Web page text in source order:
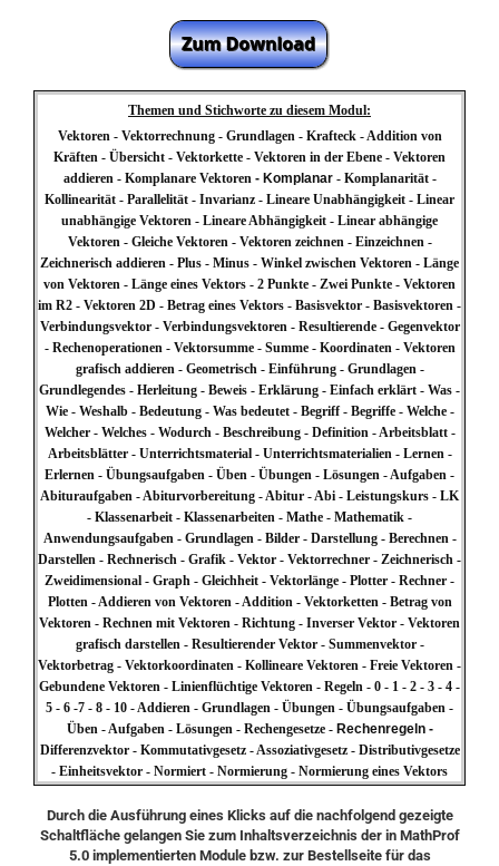
Themen und Stichworte zu diesem Modul:
Vektoren - Vektorrechnung - Grundlagen - Krafteck - Addition von
Kräften - Übersicht - Vektorkette - Vektoren in der Ebene - Vektoren
addieren - Komplanare Vektoren- Komplanar- Komplanarität -
Kollinearität - Parallelität - Invarianz - Lineare Unabhängigkeit - Linear
unabhängige Vektoren - Lineare Abhängigkeit - Linear abhängige
Vektoren - Gleiche Vektoren - Vektoren zeichnen - Einzeichnen -
Zeichnerisch addieren - Plus - Minus - Winkel zwischen Vektoren - Länge
von Vektoren - Länge eines Vektors - 2 Punkte - Zwei Punkte - Vektoren
im R2 - Vektoren 2D - Betrag eines Vektors - Basisvektor - Basisvektoren -
Verbindungsvektor - Verbindungsvektoren - Resultierende - Gegenvektor
- Rechenoperationen - Vektorsumme - Summe - Koordinaten - Vektoren
grafisch addieren - Geometrisch - Einführung - Grundlagen -
Grundlegendes - Herleitung - Beweis - Erklärung - Einfach erklärt - Was -
Wie - Weshalb - Bedeutung - Was bedeutet - Begriff - Begriffe - Welche -
Welcher - Welches - Wodurch - Beschreibung - Definition - Arbeitsblatt -
Arbeitsblätter - Unterrichtsmaterial - Unterrichtsmaterialien - Lernen -
Erlernen - Übungsaufgaben - Üben - Übungen - Lösungen - Aufgaben -
Abituraufgaben - Abiturvorbereitung - Abitur - Abi - Leistungskurs - LK
- Klassenarbeit - Klassenarbeiten - Mathe - Mathematik -
Anwendungsaufgaben - Grundlagen - Bilder - Darstellung - Berechnen -
Darstellen - Rechnerisch - Grafik - Vektor - Vektorrechner - Zeichnerisch -
Zweidimensional - Graph - Gleichheit - Vektorlänge - Plotter - Rechner -
Plotten - Addieren von Vektoren - Addition - Vektorketten - Betrag von
Vektoren - Rechnen mit Vektoren - Richtung - Inverser Vektor - Vektoren
grafisch darstellen - Resultierender Vektor - Summenvektor -
Vektorbetrag - Vektorkoordinaten - Kollineare Vektoren - Freie Vektoren -
Gebundene Vektoren - Linienflüchtige Vektoren - Regeln - 0 - 1 - 2 - 3 - 4 -
5 - 6 -7 - 8 - 10 - Addieren - Grundlagen - Übungen - Übungsaufgaben -
Üben - Aufgaben - Lösungen - Rechengesetze - Rechenregeln -
Differenzvektor - Kommutativgesetz - Assoziativgesetz - Distributivgesetze
- Einheitsvektor - Normiert - Normierung - Normierung eines Vektors
Durch die Ausführung eines Klicks auf die nachfolgend gezeigte
Schaltfläche gelangen Sie zum Inhaltsverzeichnis der in MathProf
5.0 implementierten Module bzw. zur Bestellseite für das